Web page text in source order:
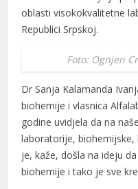
oblasti visokokvalitetne
Republici Srpskoj.
Foto: Ognjen
Dr Sanja Kalamanda
biohemije i vlasnica
godine uvidjela da na
laboratorije,
je, kaže, došla na ideju
biohemije i tako je sve